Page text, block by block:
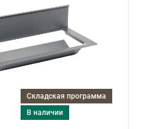
Складская программа
в наличии